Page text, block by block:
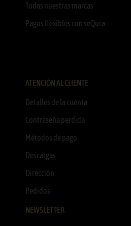
Todas nuestras marcas
Pagos flexibles con seQura
ATENCIÓN AL CLIENTE
Detalles de la cuenta
Contraseña perdida
Métodos de pago
Descargas
Dirección
Pedidos
NEWSLETTER